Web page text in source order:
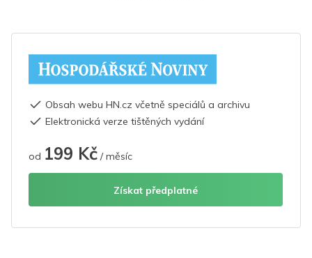
Obsah webu HN.cz včetně speciálů a archivu
Elektronická verze tištěných vydání
od 199 Kč / měsíc
Získat předplatné